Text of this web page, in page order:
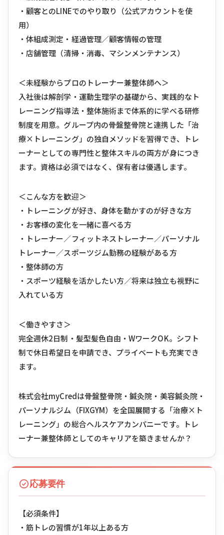
・顧客とのLINEでのやり取り（公式アカウントを使
用）
・体組成測定・経過管理／顧客情報の管理
・店舗管理（清掃・消毒、マシンメンテナンス）
＜未経験からプロのトレーナー兼整体師へ＞
入社後は解剖学・運動生理学の基礎から、実践的なト
レーニング指導法・整体施術まで体系的に学べる研修
制度を用意。グループ内の骨盤整骨院と連携した「治
療×トレーニング」の独自メソッドを習得でき、トレ
ーナーとしての専門性と整体スキルの両方が身につき
ます。資格は必須ではなく、保有者は優遇します。
＜こんな方を歓迎＞
・トレーニングが好き、身体を動かすのが好きな方
・お客様の変化を一緒に喜べる方
・トレーナー／フィットネストレーナー／パーソナル
トレーナー／スポーツジム勤務の経験がある方
・整体師の方
・スポーツ経験を活かしたい方／将来は独立も視野に
入れている方
＜働きやすさ＞
完全週休2日制・髪型髪色自由・WワークOK。シフト
制で休日希望日を申請でき、プライベートも充実でき
ます。
株式会社myCredは骨盤整骨院・鍼灸院・美容鍼灸院・
パーソナルジム（FIXGYM）を全国展開する「治療×ト
レーニング」の総合ヘルスケアカンパニーです。トレ
ーナー兼整体師としてのキャリアを築きませんか？
応募要件
【必須条件】
・筋トレの習慣が1年以上ある方